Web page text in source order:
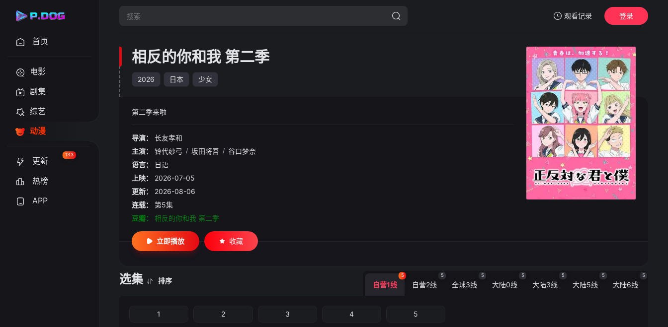
观看记录
暂无观看影片的记录
登录
首页
电影
剧集
综艺
动漫
更新
133
热榜
APP
相反的你和我 第二季
2026 日本 少女
第二季来啦
导演：
长友孝和
主演：
铃代纱弓 / 坂田将吾 / 谷口梦奈
语言：
日语
上映：
2026-07-05
更新：
2026-08-06
连载：
第5集
豆瓣：
相反的你和我 第二季
立即播放 收藏
选集 排序 自营1线
5
自营2线
5
全球3线
5
大陆0线
5
大陆3线
5
大陆5线
5
大陆6线
5
1 2 3 4 5